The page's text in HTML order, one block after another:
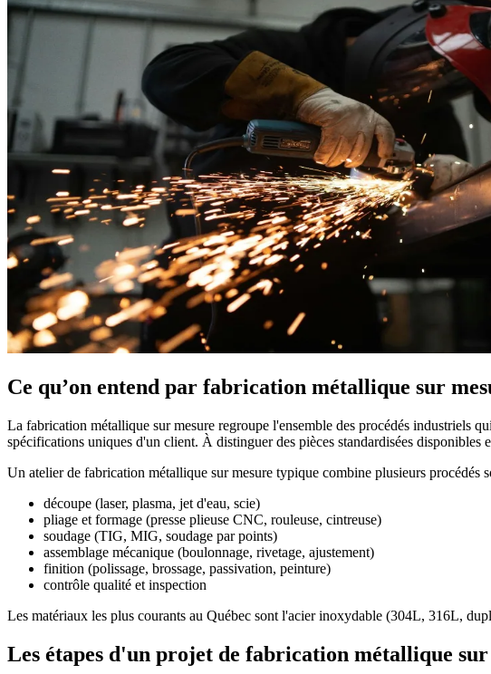
Ce qu’on entend par fabrication métallique sur
La fabrication métallique sur mesure regroupe l'ensemble des procédés industriels
spécifications uniques d'un client. À distinguer des pièces standardisées disponibles
Un atelier de fabrication métallique sur mesure typique combine plusieurs procédés
découpe (laser, plasma, jet d'eau, scie)
pliage et formage (presse plieuse CNC, rouleuse, cintreuse)
soudage (TIG, MIG, soudage par points)
assemblage mécanique (boulonnage, rivetage, ajustement)
finition (polissage, brossage, passivation, peinture)
contrôle qualité et inspection
Les matériaux les plus courants au Québec sont l'acier inoxydable (304L, 316L,
Les étapes d'un projet de fabrication métallique sur